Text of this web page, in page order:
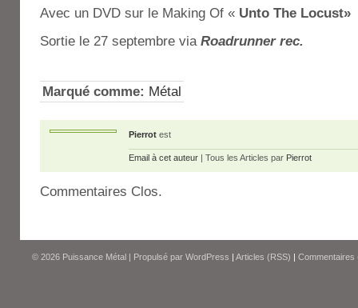
Avec un DVD sur le Making Of « Unto The Locust»
Sortie le 27 septembre via Roadrunner rec.
Marqué comme: Métal
Pierrot est
Email à cet auteur | Tous les Articles par Pierrot
Commentaires Clos.
© 2026 Puissance Métal | Propulsé par WordPress | Articles (RSS) | Commentaires